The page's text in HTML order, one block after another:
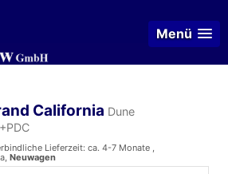
Menü
California Dune
Lieferzeit: ca. 4-7 Monate ,
Neuwagen